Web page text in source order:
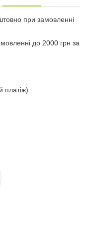
при замовленні
до 2000 грн за
платіж)